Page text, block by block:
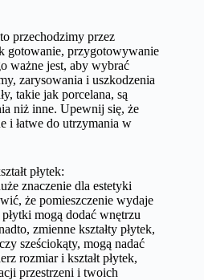
przechodzimy przez
gotowanie, przygotowywanie
ważne jest, aby wybrać
zarysowania i uszkodzenia
takie jak porcelana, są
niż inne. Upewnij się, że
i łatwe do utrzymania w
płytek:
znaczenie dla estetyki
że pomieszczenie wydaje
mogą dodać wnętrzu
zmienne kształty płytek,
sześciokąty, mogą nadać
rozmiar i kształt płytek,
przestrzeni i twoich